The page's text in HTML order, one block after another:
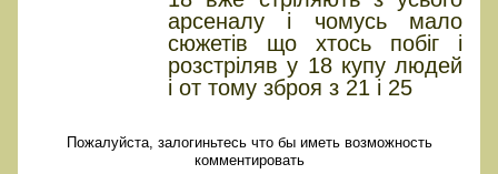
арсеналу і чомусь мало
сюжетів що хтось побіг і
розстріляв у 18 купу людей
і от тому зброя з 21 і 25
Пожалуйста, залогиньтесь что бы иметь возможность
комментировать